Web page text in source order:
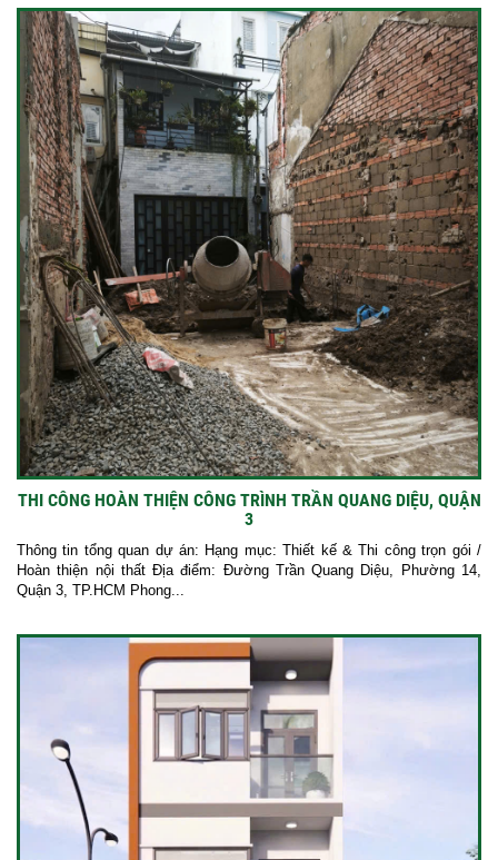
THI CÔNG HOÀN THIỆN CÔNG TRÌNH TRẦN QUANG DIỆU, QUẬN
3
Thông tin tổng quan dự án: Hạng mục: Thiết kế & Thi công trọn gói /
Hoàn thiện nội thất Địa điểm: Đường Trần Quang Diệu, Phường 14,
Quận 3, TP.HCM Phong...